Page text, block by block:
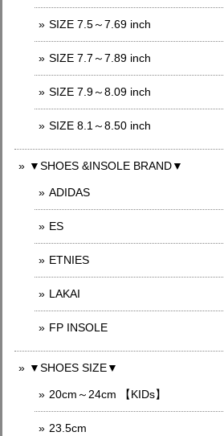
SIZE 7.5～7.69 inch
SIZE 7.7～7.89 inch
SIZE 7.9～8.09 inch
SIZE 8.1～8.50 inch
▼SHOES &INSOLE BRAND▼
ADIDAS
ES
ETNIES
LAKAI
FP INSOLE
▼SHOES SIZE▼
20cm～24cm 【KIDs】
23.5cm